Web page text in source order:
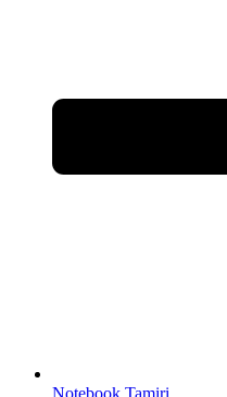
Notebook Tamiri